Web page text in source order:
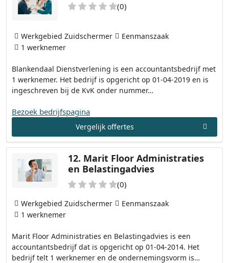
(0)
Blankendaal Dienstverlening is een accountantsbedrijf met
1 werknemer. Het bedrijf is opgericht op 01-04-2019 en is
ingeschreven bij de KvK onder nummer…
Werkgebied Zuidschermer
Eenmanszaak
1 werknemer
Bezoek bedrijfspagina
Vergelijk offertes
12. Marit Floor Administraties
en Belastingadvies
(0)
Marit Floor Administraties en Belastingadvies is een
accountantsbedrijf dat is opgericht op 01-04-2014. Het
bedrijf telt 1 werknemer en de ondernemingsvorm is…
Werkgebied Zuidschermer
Eenmanszaak
1 werknemer